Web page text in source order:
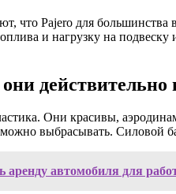
что Pajero для
и нагрузку на
Они красивы,
выбрасывать. Силовой
автомобиля для